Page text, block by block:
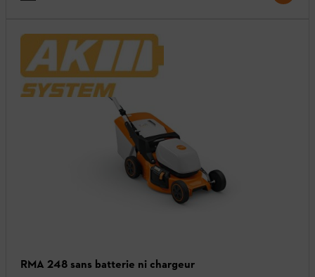
RMA 248 sans batterie ni chargeur